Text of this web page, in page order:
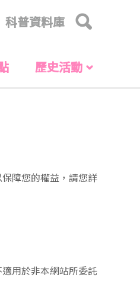
科普資料庫
歷史活動
障您的權益，請您詳
用於非本網站所委託